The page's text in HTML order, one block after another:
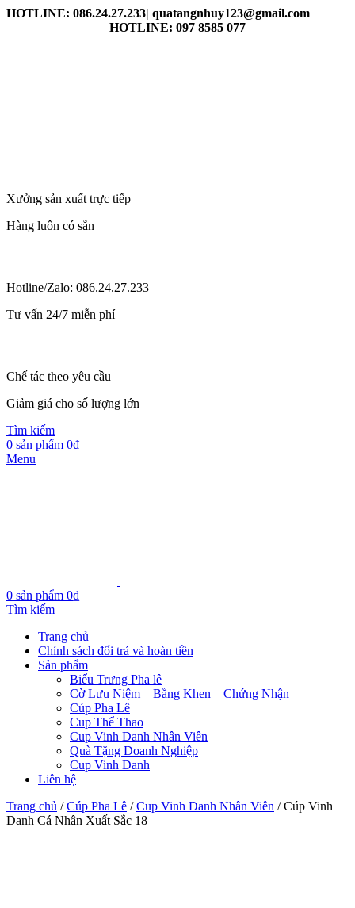
HOTLINE: 086.24.27.233| quatangnhuy123@gmail.com
HOTLINE: 097 8585 077
Xưởng sản xuất trực tiếp
Hàng luôn có sẵn
Hotline/Zalo: 086.24.27.233
Tư vấn 24/7 miễn phí
Chế tác theo yêu cầu
Giảm giá cho số lượng lớn
Tìm kiếm
0 sản phẩm 0₫
Menu
0 sản phẩm 0₫
Tìm kiếm
Trang chủ
Chính sách đổi trả và hoàn tiền
Sản phẩm
Biểu Trưng Pha lê
Cờ Lưu Niệm – Bằng Khen – Chứng Nhận
Cúp Pha Lê
Cup Thể Thao
Cup Vinh Danh Nhân Viên
Quà Tặng Doanh Nghiệp
Cup Vinh Danh
Liên hệ
Trang chủ /Cúp Pha Lê /Cup Vinh Danh Nhân Viên /Cúp Vinh
Danh Cá Nhân Xuất Sắc 18